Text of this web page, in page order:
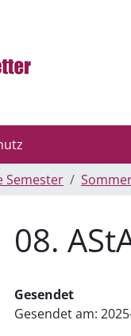
Semester
08.
Gesendet
Gesendet am: